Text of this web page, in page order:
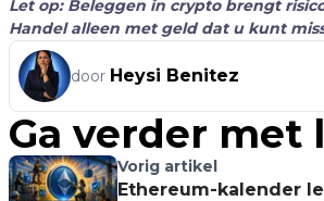
Let op: Beleggen in crypto brengt
Handel alleen met geld dat u kunt
door Heysi Benitez
Ga verder met
Vorig artikel
Ethereum-kalender